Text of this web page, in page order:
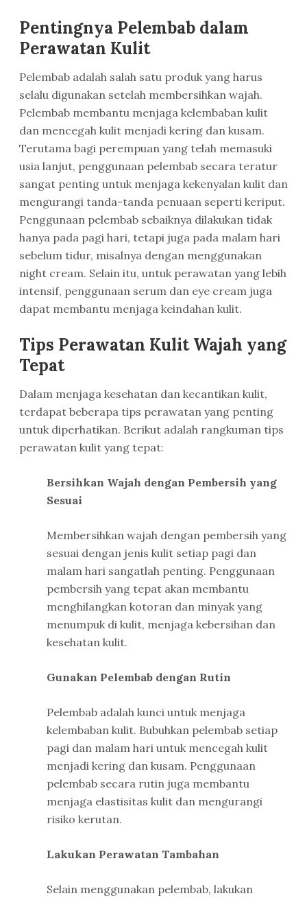
Pentingnya Pelembab dalam
Perawatan Kulit
Pelembab adalah salah satu produk yang harus
selalu digunakan setelah membersihkan wajah.
Pelembab membantu menjaga kelembaban kulit
dan mencegah kulit menjadi kering dan kusam.
Terutama bagi perempuan yang telah memasuki
usia lanjut, penggunaan pelembab secara teratur
sangat penting untuk menjaga kekenyalan kulit dan
mengurangi tanda-tanda penuaan seperti keriput.
Penggunaan pelembab sebaiknya dilakukan tidak
hanya pada pagi hari, tetapi juga pada malam hari
sebelum tidur, misalnya dengan menggunakan
night cream. Selain itu, untuk perawatan yang lebih
intensif, penggunaan serum dan eye cream juga
dapat membantu menjaga keindahan kulit.
Tips Perawatan Kulit Wajah yang
Tepat
Dalam menjaga kesehatan dan kecantikan kulit,
terdapat beberapa tips perawatan yang penting
untuk diperhatikan. Berikut adalah rangkuman tips
perawatan kulit yang tepat:
Bersihkan Wajah dengan Pembersih yang
Sesuai
Membersihkan wajah dengan pembersih yang
sesuai dengan jenis kulit setiap pagi dan
malam hari sangatlah penting. Penggunaan
pembersih yang tepat akan membantu
menghilangkan kotoran dan minyak yang
menumpuk di kulit, menjaga kebersihan dan
kesehatan kulit.
Gunakan Pelembab dengan Rutin
Pelembab adalah kunci untuk menjaga
kelembaban kulit. Bubuhkan pelembab setiap
pagi dan malam hari untuk mencegah kulit
menjadi kering dan kusam. Penggunaan
pelembab secara rutin juga membantu
menjaga elastisitas kulit dan mengurangi
risiko kerutan.
Lakukan Perawatan Tambahan
Selain menggunakan pelembab, lakukan